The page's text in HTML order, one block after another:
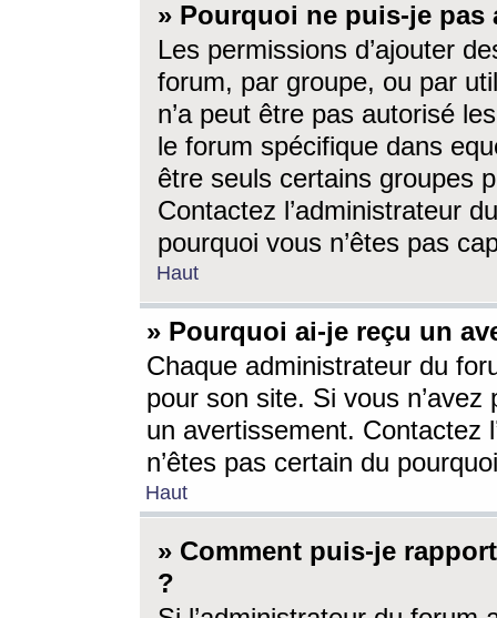
» Pourquoi ne puis-je
Les permissions d’ajouter
forum, par groupe, ou par
n’a peut être pas autorisé
le forum spécifique dans
être seuls certains groupes
Contactez l’administrateur
pourquoi vous n’êtes pas
Haut
» Pourquoi ai-je reçu un
Chaque administrateur du
pour son site. Si vous
un avertissement. Contactez
n’êtes pas certain du
Haut
» Comment puis-je
?